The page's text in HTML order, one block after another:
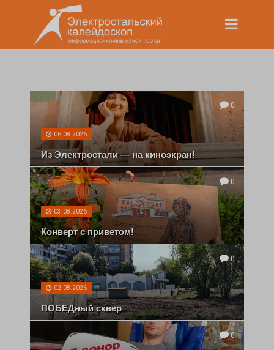
0
06.08.2026
Из Электростали — на киноэкран!
0
03.08.2026
Конверт с приветом!
0
02.08.2026
ПОБЕДный сквер
0